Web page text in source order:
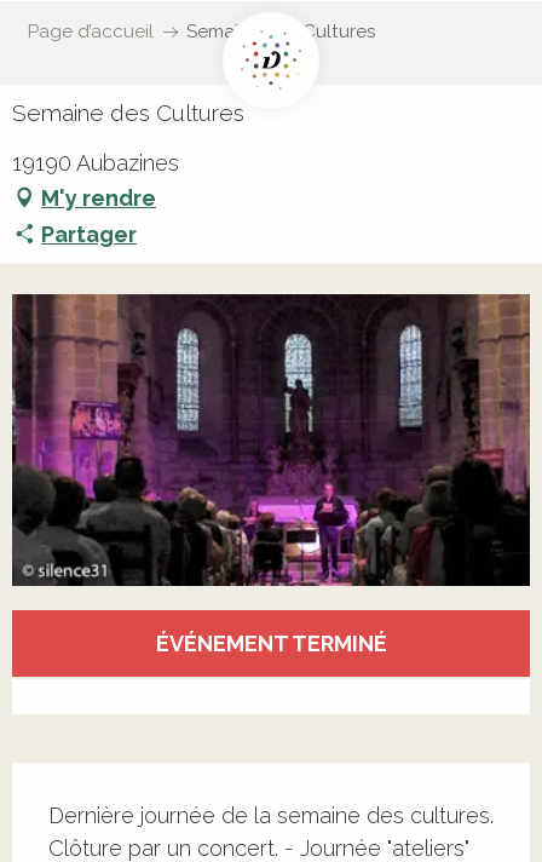
Page d’accueil Semaine des Cultures
Semaine des Cultures
19190 Aubazines
M'y rendre
Partager
ÉVÉNEMENT TERMINÉ
Dernière journée de la semaine des cultures.
Clôture par un concert. - Journée "ateliers"